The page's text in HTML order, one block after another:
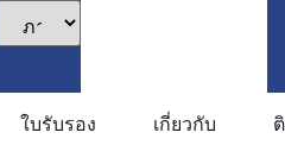
ใบรับรอง เกี่ยวกับ